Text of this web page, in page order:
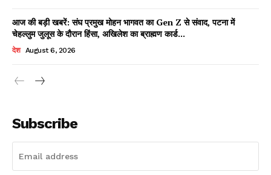
Read Latest News on AIN
आज की बड़ी खबरें: संघ प्रमुख मोहन भागवत का Gen Z से संवाद, पटना में
चेहल्लुम जुलूस के दौरान हिंसा, अखिलेश का ब्राह्मण कार्ड...
देश August 6, 2026
Subscribe